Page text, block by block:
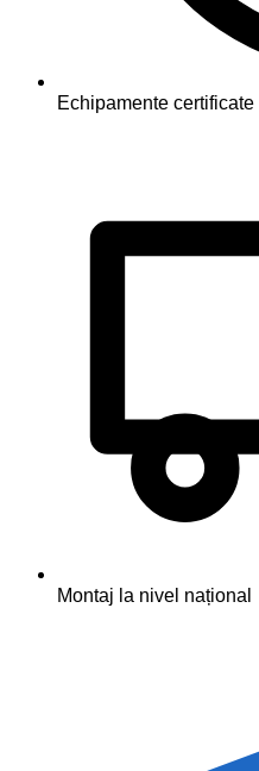
Echipamente certificate
Montaj la nivel național